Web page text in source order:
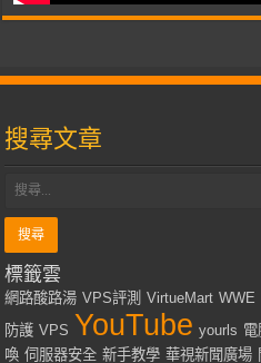
搜尋文章
標籤雲
網路酸路湯 VPS評測 VirtueMart WWE
防護 VPS YouTube yourls
喚 伺服器安全 新手教學 華視新聞廣場